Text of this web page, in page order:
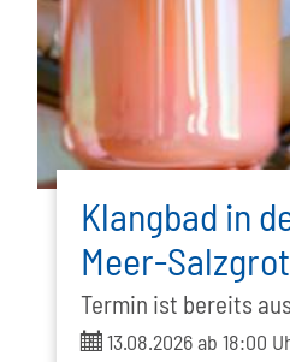
Klangbad in
Meer-
Termin ist bereits
ticket
13.08.2026 ab 18:00